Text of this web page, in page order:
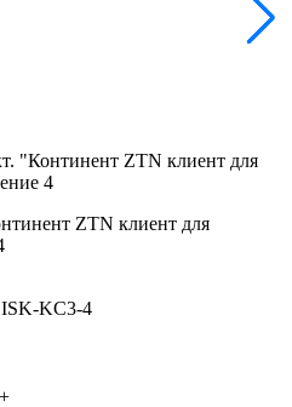
"Континент ZТN клиент для
4
ZТN клиент для
KC3-4
+